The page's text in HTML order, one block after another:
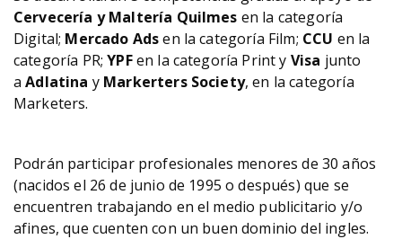
Cervecería y Maltería Quilmes en la categoría
Digital; Mercado Adsen la categoría Film; CCU en la
categoría PR;YPFen la categoría Print y Visa junto
aAdlatina y Markerters Society, en la categoría
Marketers.
Podrán participar profesionales menores de 30 años
(nacidos el 26 de junio de 1995 o después) que se
encuentren trabajando en el medio publicitario y/o
afines, que cuenten con un buen dominio del ingles.